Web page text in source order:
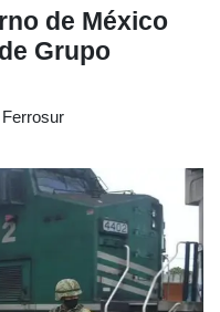
de México
Grupo